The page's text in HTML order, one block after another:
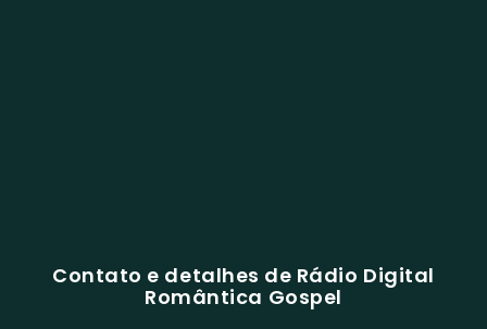
Contato e detalhes de Rádio Digital
Romântica Gospel